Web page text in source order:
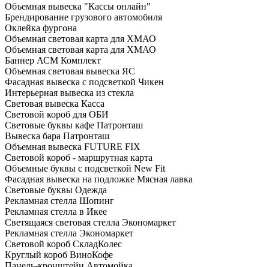
Объемная вывеска "Кассы онлайн"
Брендирование грузового автомобиля
Оклейка фургона
Объемная световая карта для ХМАО
Объемная световая карта для ХМАО
Баннер АСМ Комплект
Объемная световая вывеска ЯС
Фасадная вывеска с подсветкой Чикен
Интерьерная вывеска из стекла
Световая вывеска Касса
Световой короб для ОБИ
Световые буквы кафе Патронташ
Вывеска бара Патронташ
Объемная вывеска FUTURE FIX
Световой короб - маршрутная карта
Объемные буквы с подсветкой New Fit
Фасадная вывеска на подложке Мясная лавка
Световые буквы Одежда
Рекламная стелла Шопинг
Рекламная стелла в Икее
Светящаяся световая стелла Экономаркет
Рекламная стелла Экономаркет
Световой короб СкладКолес
Круглый короб ВиноКофе